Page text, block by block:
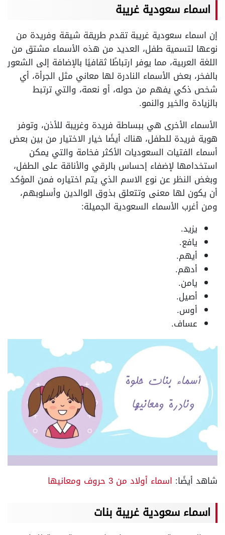
اسماء سعودية غريبة
إن اسماء سعودية غريبة تقدم طريقة شيقة وفريدة من
نوعها لتسمية طفل، العديد من هذه الأسماء مشتق من
اللغة العربية، مما يوفر ارتباطًا ثقافيًا بالإضافة إلى الشعور
بالفخر، بعض الأسماء النادرة لها معاني مثل الجرأة، أي
شخص ذكي يفهم من حوله، أو نعمة، والتي ترتبط
بالزيادة والخير والنمو.
الأسماء الأخرى هي ببساطة فريدة وغريبة للأذن، وتوفر
هوية فريدة للطفل، هناك أيضًا خيار الاختيار من بين بعض
أسماء الفتيات السعوديات الأكثر فخامة والتي يمكن
استخدامها لإضفاء إحساس بالرقي والأناقة على الطفل،
وبغض النظر عن نوع الاسم الذي يتم اختياره فمن المؤكد
أن يكون لها معنى وتتعلق بذوق الوالدين وأسلوبهم،
ومن أغرب الأسماء السعودية الجميلة:
يزيد.
يافع.
أيهم.
أدهم.
يامن.
أصيل.
أوس.
عساف.
شاهد أيضًا: اسماء أولاد من 3 حروف ومعانيها
اسماء سعودية غريبة بنات